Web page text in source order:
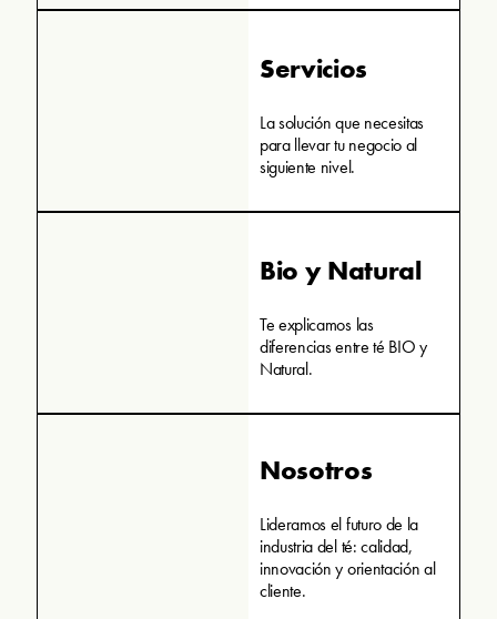
Servicios
La solución que necesitas
para llevar tu negocio al
siguiente nivel.
Bio y Natural
Te explicamos las
diferencias entre té BIO y
Natural.
Nosotros
Lideramos el futuro de la
industria del té: calidad,
innovación y orientación al
cliente.